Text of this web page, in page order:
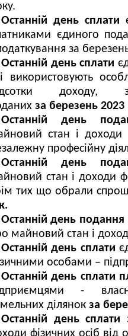
Останній день сплати
єдиного
за
Останній день сплати
використовують
доходу,
за березень 2023
Останній день
стан і доходи
професійну
Останній день
стан і доходи
тих що обрали
.
Останній день подання
майновий стан і
Останній день сплати
особами –
Останній день сплати
-
ділянок за
Останній день сплати
фізичних осіб від